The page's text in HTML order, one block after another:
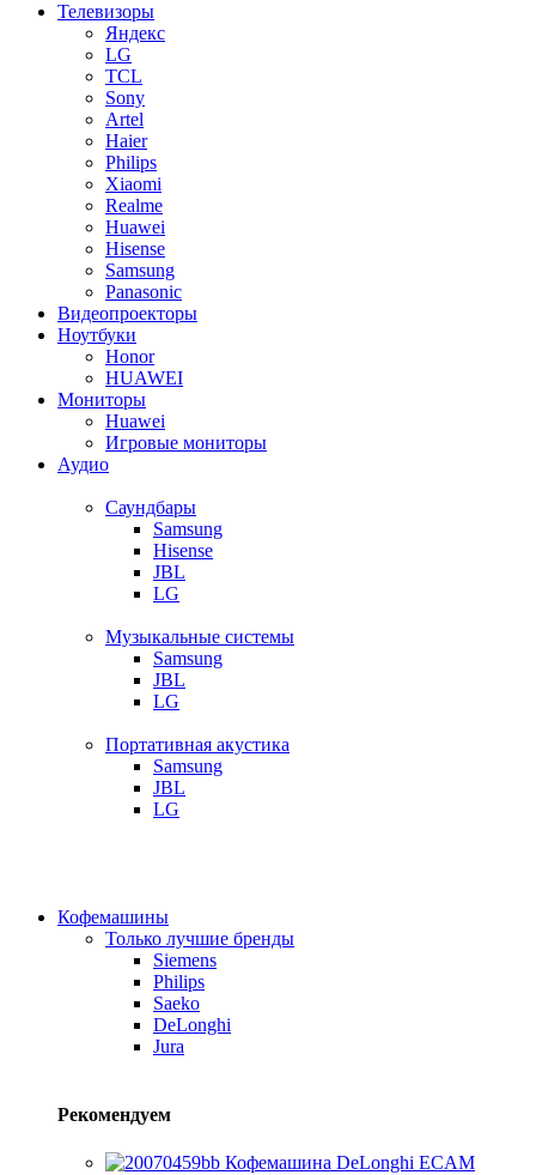
Телевизоры
Яндекс
LG
TCL
Sony
Artel
Haier
Philips
Xiaomi
Realme
Huawei
Hisense
Samsung
Panasonic
Видеопроекторы
Ноутбуки
Honor
HUAWEI
Мониторы
Huawei
Игровые мониторы
Аудио
Саундбары
Samsung
Hisense
JBL
LG
Музыкальные системы
Samsung
JBL
LG
Портативная акустика
Samsung
JBL
LG
Кофемашины
Только лучшие бренды
Siemens
Philips
Saeko
DeLonghi
Jura
Рекомендуем
Кофемашина DeLonghi ECAM